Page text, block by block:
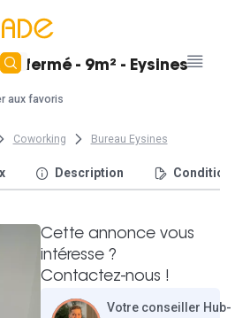
fermé - 9m² - Eysines
aux favoris
Coworking Bureau Eysines
Description
Cette annonce vous
intéresse ?
Contactez-nous !
Votre conseiller Hub-